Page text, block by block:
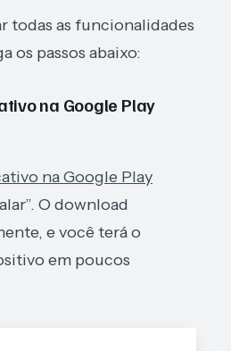
todas as funcionalidades
os passos abaixo:
na Google Play
na Google Play
O download
e você terá o
em poucos